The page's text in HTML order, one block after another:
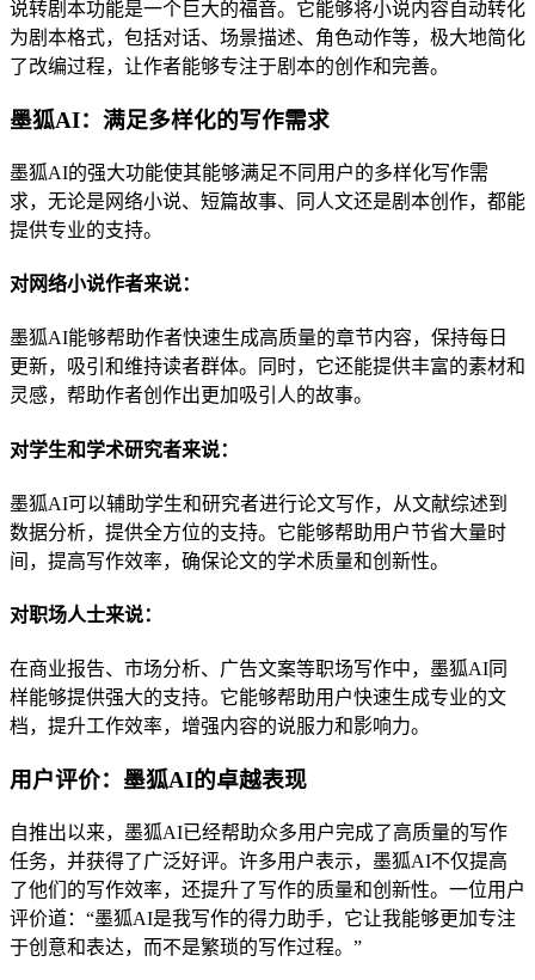
说转剧本功能是一个巨大的福音。它能够将小说内容自动转化
为剧本格式，包括对话、场景描述、角色动作等，极大地简化
了改编过程，让作者能够专注于剧本的创作和完善。
墨狐AI：满足多样化的写作需求
墨狐AI的强大功能使其能够满足不同用户的多样化写作需
求，无论是网络小说、短篇故事、同人文还是剧本创作，都能
提供专业的支持。
对网络小说作者来说：
墨狐AI能够帮助作者快速生成高质量的章节内容，保持每日
更新，吸引和维持读者群体。同时，它还能提供丰富的素材和
灵感，帮助作者创作出更加吸引人的故事。
对学生和学术研究者来说：
墨狐AI可以辅助学生和研究者进行论文写作，从文献综述到
数据分析，提供全方位的支持。它能够帮助用户节省大量时
间，提高写作效率，确保论文的学术质量和创新性。
对职场人士来说：
在商业报告、市场分析、广告文案等职场写作中，墨狐AI同
样能够提供强大的支持。它能够帮助用户快速生成专业的文
档，提升工作效率，增强内容的说服力和影响力。
用户评价：墨狐AI的卓越表现
自推出以来，墨狐AI已经帮助众多用户完成了高质量的写作
任务，并获得了广泛好评。许多用户表示，墨狐AI不仅提高
了他们的写作效率，还提升了写作的质量和创新性。一位用户
评价道：“墨狐AI是我写作的得力助手，它让我能够更加专注
于创意和表达，而不是繁琐的写作过程。”